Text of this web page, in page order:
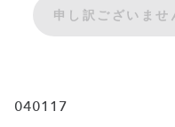
申し訳ございませ
040117